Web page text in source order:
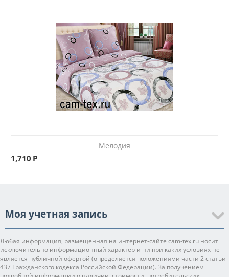
Мелодия
1,710 Р
Моя учетная запись
Любая информация, размещенная на интернет-сайте cam-tex.ru носит
исключительно информационный характер и ни при каких условиях не
является публичной офертой (определяется положениями части 2 статьи
437 Гражданского кодекса Российской Федерации). За получением